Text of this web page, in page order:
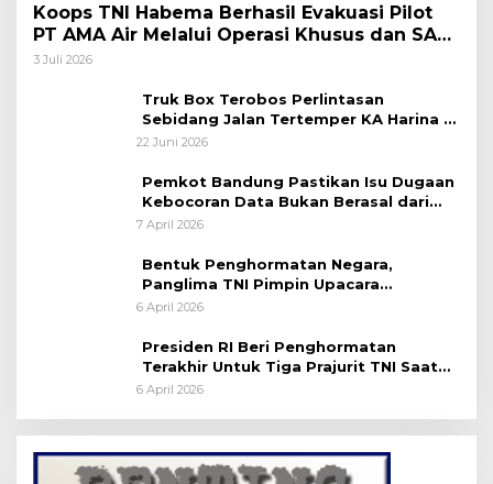
Koops TNI Habema Berhasil Evakuasi Pilot
PT AMA Air Melalui Operasi Khusus dan SAR
Taktis
3 Juli 2026
Truk Box Terobos Perlintasan
Sebidang Jalan Tertemper KA Harina di
Jalan Stasiun Poncol-Jrakah Semarang
22 Juni 2026
Pemkot Bandung Pastikan Isu Dugaan
Kebocoran Data Bukan Berasal dari
Server Disdukcapil
7 April 2026
Bentuk Penghormatan Negara,
Panglima TNI Pimpin Upacara
Pemakaman Militer
6 April 2026
Presiden RI Beri Penghormatan
Terakhir Untuk Tiga Prajurit TNI Saat
Persemayaman di Bandara Soekarno-
6 April 2026